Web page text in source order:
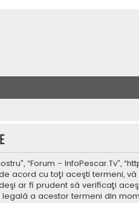
“Forum -
acord cu toţi aceşti termeni,
ar fi prudent să verificaţi
a acestor termeni din